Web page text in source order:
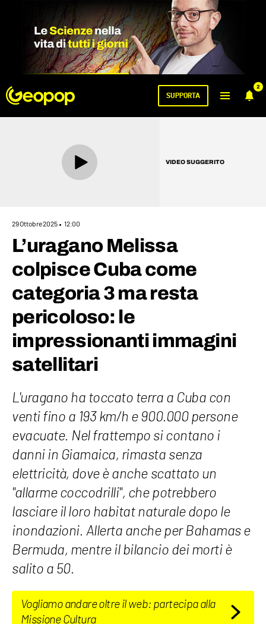
2
SUPPORTA
VIDEO SUGGERITO
29 Ottobre 2025 12:00
L’uragano Melissa
colpisce Cuba come
categoria 3 ma resta
pericoloso: le
impressionanti immagini
satellitari
L'uragano ha toccato terra a Cuba con
venti fino a 193 km/h e 900.000 persone
evacuate. Nel frattempo si contano i
danni in Giamaica, rimasta senza
elettricità, dove è anche scattato un
"allarme coccodrilli", che potrebbero
lasciare il loro habitat naturale dopo le
inondazioni. Allerta anche per Bahamas e
Bermuda, mentre il bilancio dei morti è
salito a 50.
Vogliamo andare oltre il web: partecipa alla
Missione Cultura